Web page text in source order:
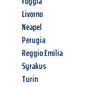
Livorno
Neapel
Perugia
Reggio Emilia
Syrakus
Turin